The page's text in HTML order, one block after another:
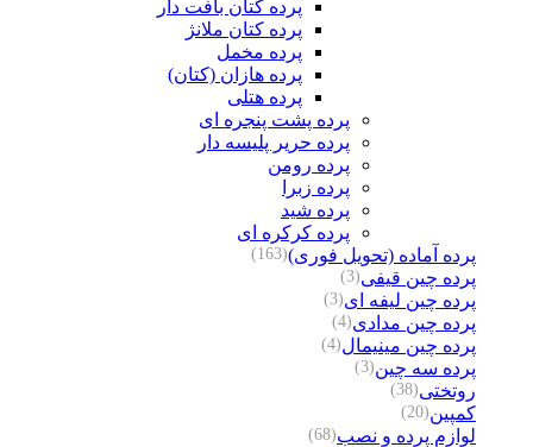
پرده کتان بافت دار
پرده کتان ملانژ
پرده مخمل
پرده هازان (کتان)
پرده هتلی
پرده پشت پنجره ای
پرده حریر پلیسه دار
پرده رومن
پرده زبرا
پرده شید
پرده کرکره ای
پرده آماده (تحویل فوری)(163)
پرده چین قیفی
پرده چین لیفه ای(3)
پرده چین مدادی(4)
پرده چین مینیمال
پرده سه چین(3)
روتختی
کمپین(20)
لوازم پرده و نصب